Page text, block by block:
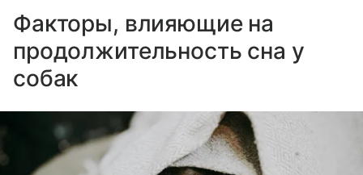
Факторы, влияющие на
продолжительность сна у
собак